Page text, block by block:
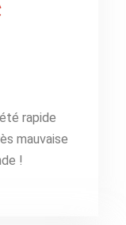
rapide
mauvaise
!